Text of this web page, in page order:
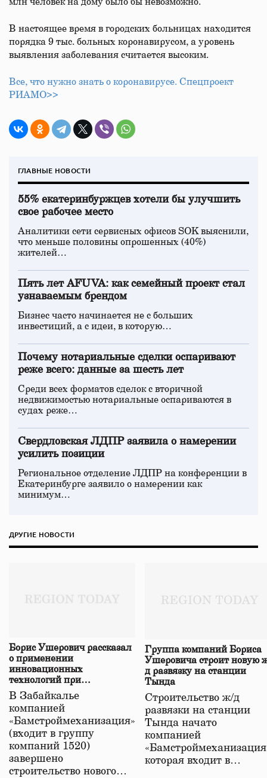
В настоящее время в городских больницах находится
порядка 9 тыс. больных коронавирусом, а уровень
выявления заболевания считается высоким.
Все, что нужно знать о коронавирусе. Спецпроект
РИАМО>>
ГЛАВНЫЕ НОВОСТИ
55% екатеринбуржцев хотели бы улучшить
свое рабочее место
Аналитики сети сервисных офисов SOK выяснили,
что меньше половины опрошенных (40%)
жителей…
Пять лет AFUVA: как семейный проект стал
узнаваемым брендом
Бизнес часто начинается не с больших
инвестиций, а с идеи, в которую…
Почему нотариальные сделки оспаривают
реже всего: данные за шесть лет
Среди всех форматов сделок с вторичной
недвижимостью нотариальные оспариваются в
судах реже…
Свердловская ЛДПР заявила о намерении
усилить позиции
Региональное отделение ЛДПР на конференции в
Екатеринбурге заявило о намерении как
минимум…
ДРУГИЕ НОВОСТИ
Борис Ушерович рассказал
о применении
инновационных
технологий при
строительстве нового моста
в Забайкалье
В Забайкалье
компанией
«Бамстроймеханизация»
(входит в группу
компаний 1520)
завершено
строительство нового…
Группа компаний Бориса
Ушеровича строит новую
д развязку на станции
Тында
Строительство ж/д
развязки на станции
Тында начато
компанией
которая входит в…